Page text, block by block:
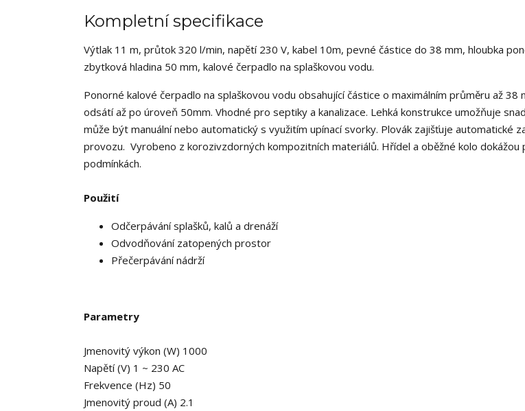
Kompletní specifikace
Výtlak 11 m, průtok 320 l/min, napětí 230 V, kabel 10m, pevné částice do 38 mm, hloubka
zbytková hladina 50 mm, kalové čerpadlo na splaškovou vodu.
Ponorné kalové čerpadlo na splaškovou vodu obsahující částice o maximálním průměru až 38
odsátí až po úroveň 50mm. Vhodné pro septiky a kanalizace. Lehká konstrukce umožňuje
může být manuální nebo automatický s využitím upínací svorky. Plovák zajišťuje automatické
provozu. Vyrobeno z korozivzdorných kompozitních materiálů. Hřídel a oběžné kolo dokážou
podmínkách.
Použití
Odčerpávání splašků, kalů a drenáží
Odvodňování zatopených prostor
Přečerpávání nádrží
Parametry
Jmenovitý výkon (W) 1000
Napětí (V) 1 ~ 230 AC
Frekvence (Hz) 50
Jmenovitý proud (A) 2.1